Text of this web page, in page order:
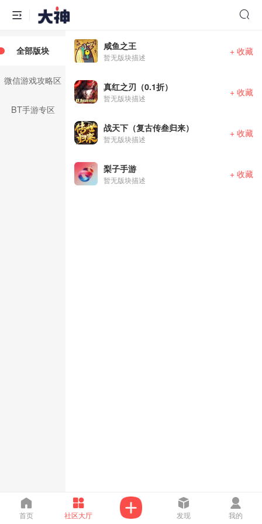
全部版块
微信游戏攻略区
BT手游专区
咸鱼之王
暂无版块描述
+ 收藏
真红之刃（0.1折）
暂无版块描述
+ 收藏
战天下（复古传叁归来）
暂无版块描述
+ 收藏
梨子手游
暂无版块描述
+ 收藏
首页 社区大厅 发现 我的